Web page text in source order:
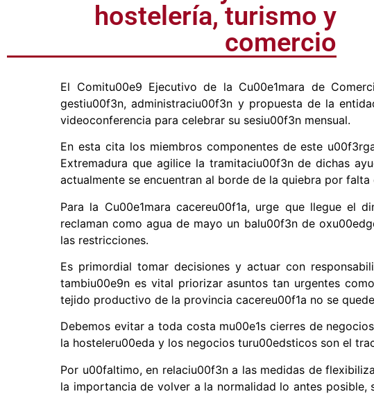
hostelería, turismo y
comercio
El Comitu00e9 Ejecutivo de la Cu00e1mara de
gestiu00f3n, administraciu00f3n y propuesta de la
videoconferencia para celebrar su sesiu00f3n mensual.
En esta cita los miembros componentes de este
Extremadura que agilice la tramitaciu00f3n de dichas
actualmente se encuentran al borde de la quiebra por falta
Para la Cu00e1mara cacereu00f1a, urge que llegue el
reclaman como agua de mayo un balu00f3n de
las restricciones.
Es primordial tomar decisiones y actuar con
tambiu00e9n es vital priorizar asuntos tan urgentes
tejido productivo de la provincia cacereu00f1a no se
Debemos evitar a toda costa mu00e1s cierres de
la hosteleru00eda y los negocios turu00edsticos son el
Por u00faltimo, en relaciu00f3n a las medidas de
la importancia de volver a la normalidad lo antes